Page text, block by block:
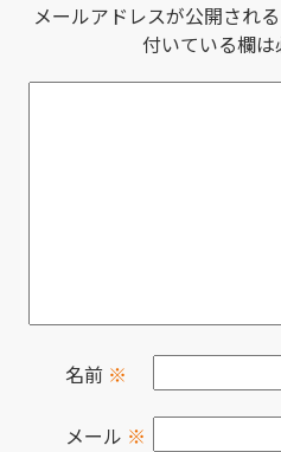
メールアドレスが公開され
付いている欄
名前 ※
メール ※